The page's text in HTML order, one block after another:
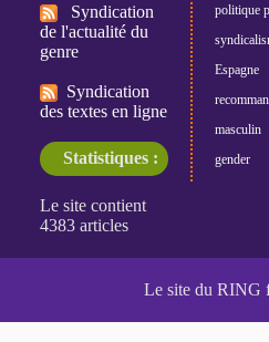
Syndication
de l'actualité du
genre
Syndication
des textes en ligne
Statistiques :
politique
Espagne
masculin
gender
Le site du RING